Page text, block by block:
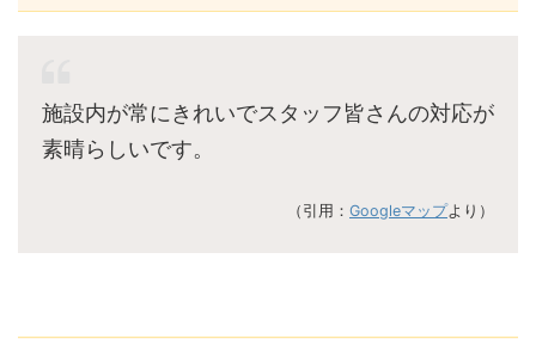
施設内が常にきれいでスタッフ皆さんの対応が
素晴らしいです。
（引用： Googleマップより）